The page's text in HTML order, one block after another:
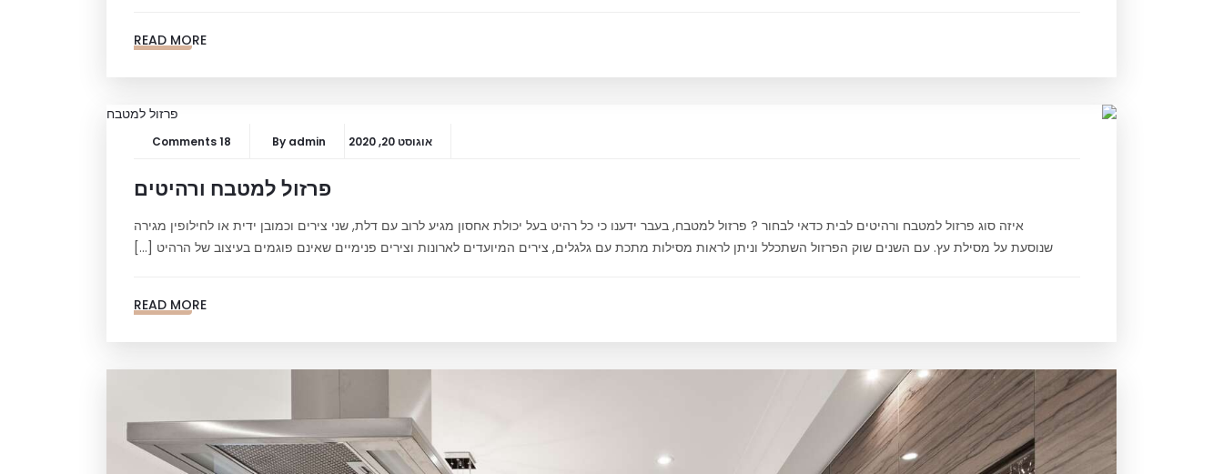
READ MORE
אוגוסט 20, 2020 By admin
18 Comments
פרזול למטבח ורהיטים
איזה סוג פרזול למטבח ורהיטים לבית כדאי לבחור ? פרזול למטבח, בעבר ידענו כי כל רהיט בעל יכולת אחסון מגיע לרוב עם דלת, שני צירים וכמובן ידית או לחילופין מגירה
שנוסעת על מסילת עץ. עם השנים שוק הפרזול השתכלל וניתן לראות מסילות מתכת עם גלגלים, צירים המיועדים לארונות וצירים פנימיים שאינם פוגמים בעיצוב של הרהיט […]
READ MORE